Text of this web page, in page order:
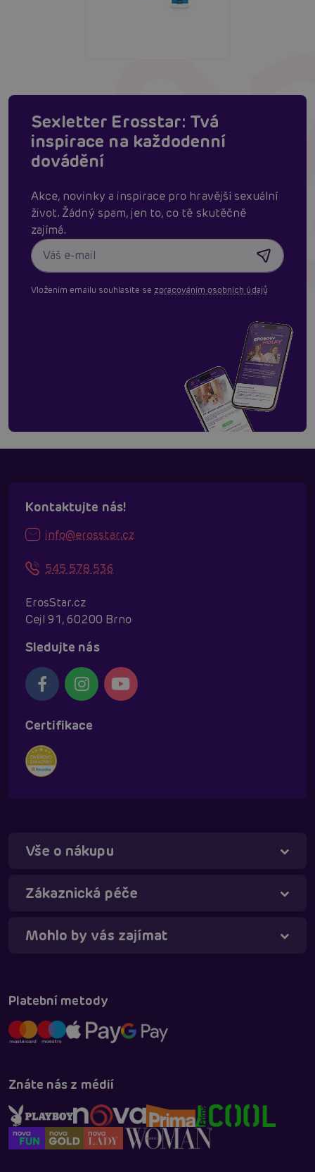
Sexletter Erosstar: Tvá
inspirace na každodenní
dovádění
Akce, novinky a inspirace pro hravější sexuální
život. Žádný spam, jen to, co tě skutěčně
zajímá.
Vložením emailu souhlasíte se zpracováním osobních údajů
Kontaktujte nás!
info@erosstar.cz
545 578 536
ErosStar.cz
Cejl 91, 60200 Brno
Sledujte nás
Certifikace
Vše o nákupu
Zákaznická péče
Mohlo by vás zajímat
Platební metody
Znáte nás z médií
Táňa - virtuální asistentka